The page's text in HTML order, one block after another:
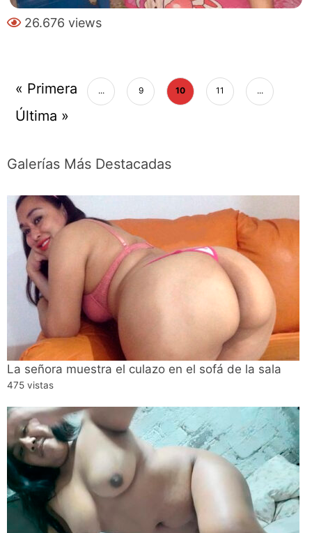
26.676 views
« Primera ... 9 10 11 ...
Última »
Galerías Más Destacadas
La señora muestra el culazo en el sofá de la sala
475 vistas